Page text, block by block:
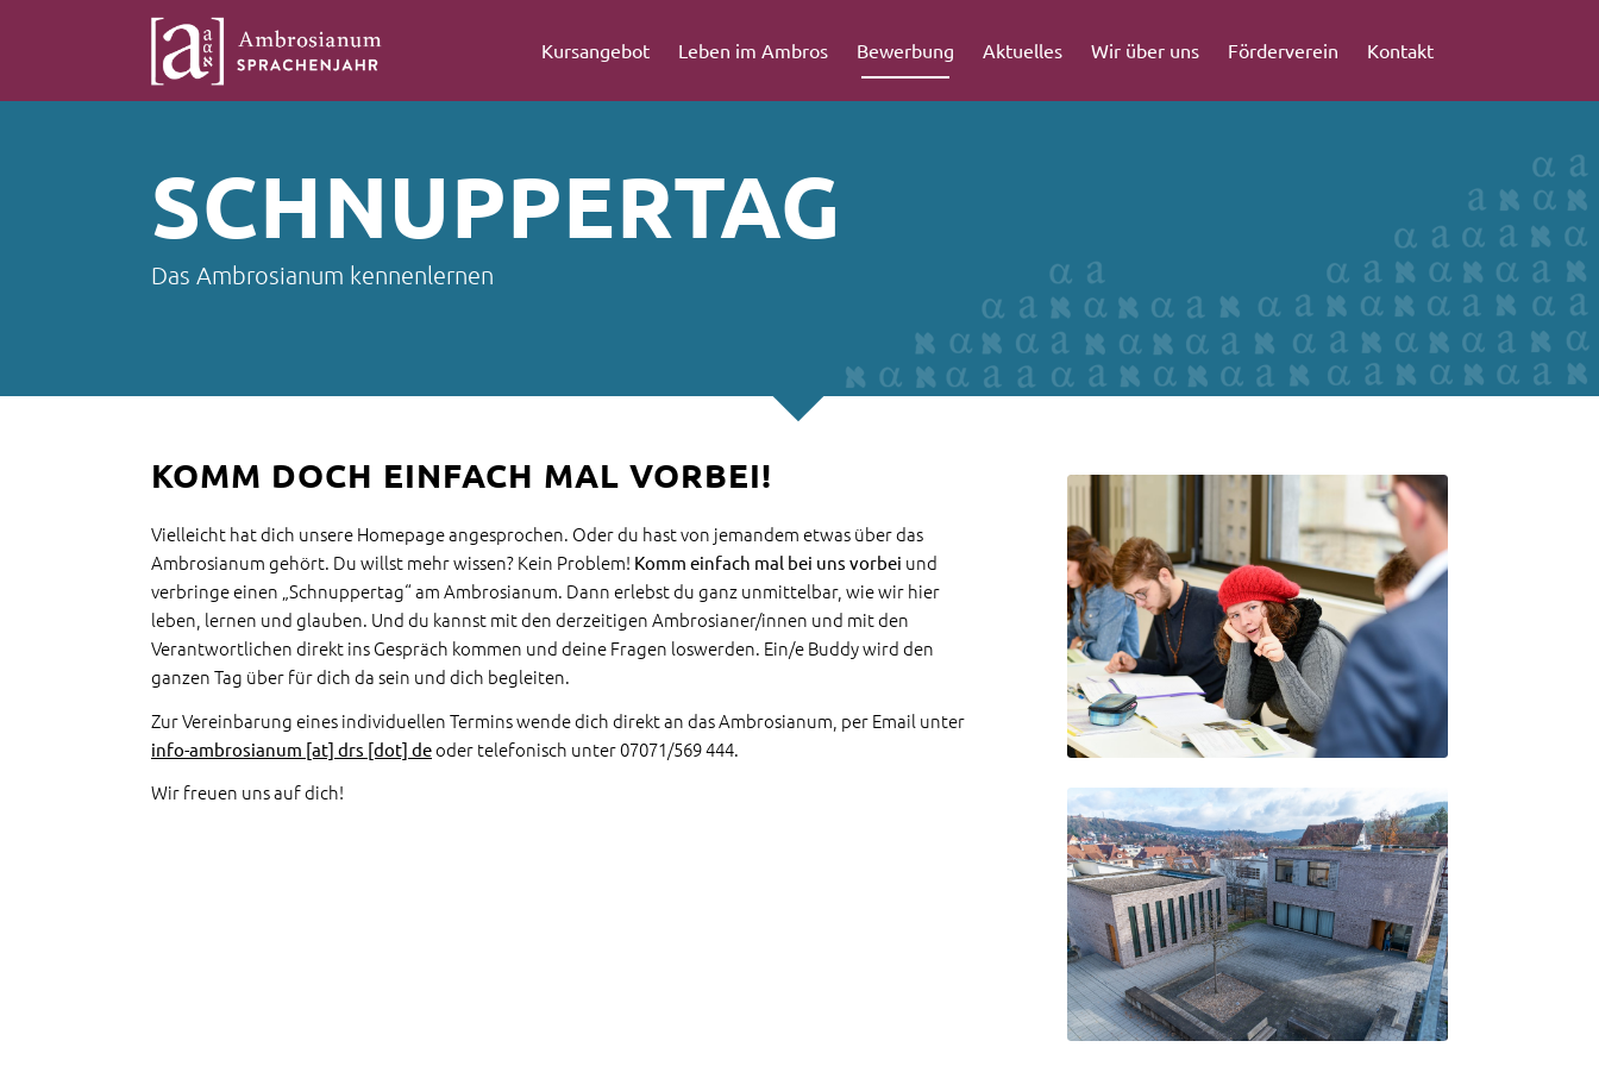
Kursangebot Leben im Ambros Bewerbung Aktuelles Wir über uns Förderverein Kontakt
SCHNUPPERTAG
Das Ambrosianum kennenlernen
KOMM DOCH EINFACH MAL VORBEI!
Vielleicht hat dich unsere Homepage angesprochen. Oder du hast von jemandem etwas über das
Ambrosianum gehört. Du willst mehr wissen? Kein Problem! Komm einfach mal bei uns vorbei und
verbringe einen „Schnuppertag“ am Ambrosianum. Dann erlebst du ganz unmittelbar, wie wir hier
leben, lernen und glauben. Und du kannst mit den derzeitigen Ambrosianer/innen und mit den
Verantwortlichen direkt ins Gespräch kommen und deine Fragen loswerden. Ein/e Buddy wird den
ganzen Tag über für dich da sein und dich begleiten.
Zur Vereinbarung eines individuellen Termins wende dich direkt an das Ambrosianum, per Email unter
info-ambrosianum [at] drs [dot] deoder telefonisch unter 07071/569 444.
Wir freuen uns auf dich!